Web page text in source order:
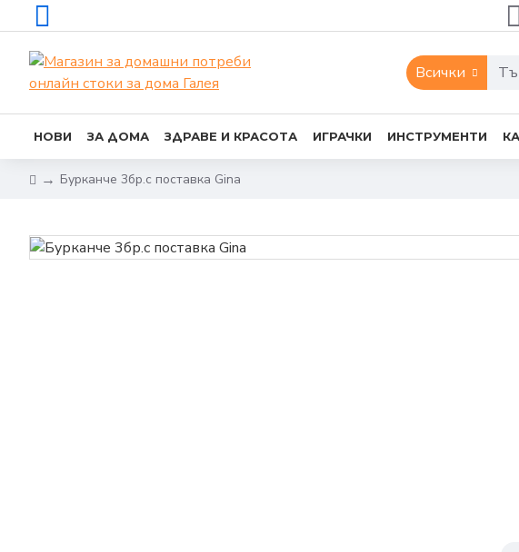
Всички
НОВИ ЗА ДОМА ЗДРАВЕ И КРАСОТА ИГРАЧКИ ИНСТРУМЕНТИ
Бурканче 3бр.с поставка Gina